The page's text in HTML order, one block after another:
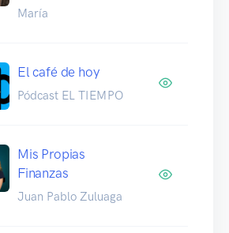
María
El café de hoy
Pódcast EL TIEMPO
Mis Propias
Finanzas
Juan Pablo Zuluaga